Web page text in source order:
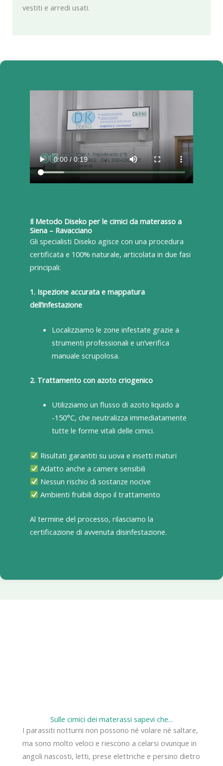
vestiti e arredi usati.
Il Metodo Diseko per le cimici da materasso a
Siena – Ravacciano
Gli specialisti Diseko agisce con una procedura
certificata e 100% naturale, articolata in due fasi
principali:
1. Ispezione accurata e mappatura
dell’infestazione
Localizziamo le zone infestate grazie a
strumenti professionali e un’verifica
manuale scrupolosa.
2. Trattamento con azoto criogenico
Utilizziamo un flusso di azoto liquido a
-150°C, che neutralizza immediatamente
tutte le forme vitali delle cimici.
Risultati garantiti su uova e insetti maturi
Adatto anche a camere sensibili
Nessun rischio di sostanze nocive
Ambienti fruibili dopo il trattamento
Al termine del processo, rilasciamo la
certificazione di avvenuta disinfestazione.
Sulle cimici dei materassi sapevi che...
I parassiti notturni non possono né volare né saltare,
ma sono molto veloci e riescono a celarsi ovunque in
angoli nascosti, letti, prese elettriche e persino dietro